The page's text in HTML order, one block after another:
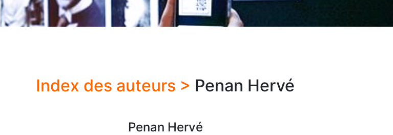
Index des auteurs > Penan Hervé
Penan Hervé